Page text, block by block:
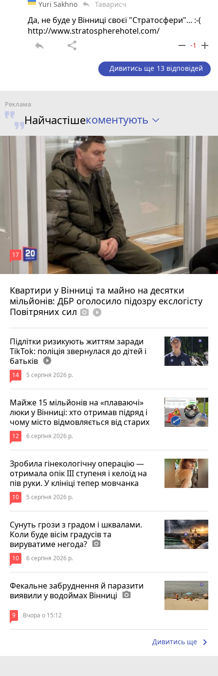
Yuri Sakhno reply Таварисч
Да, не буде у Вінниці своєї "Стратосфери"... :-(
http://www.stratospherehotel.com/
reply share remove -1 add
Дивитись ще 13 відповідей
Найчастішекоментують
Квартири у Вінниці та майно на десятки
мільйонів: ДБР оголосило підозру екслогісту
Повітряних сил photo_camera play_circle_filled
17
6 серпня 2026 р.
Підлітки ризикують життям заради
TikTok: поліція звернулася до дітей і
батьків play_circle_filled
14 5 серпня 2026 р.
Майже 15 мільйонів на «плаваючі»
люки у Вінниці: хто отримав підряд і
чому місто відмовляється від старих
12 6 серпня 2026 р.
Зробила гінекологічну операцію —
отримала опік ІІІ ступеня і келоїд на
пів руки. У клініці тепер мовчанка
10 5 серпня 2026 р.
Сунуть грози з градом і шквалами.
Коли буде вісім градусів та
вируватиме негода? photo_camera
10 6 серпня 2026 р.
Фекальне забруднення й паразити
виявили у водоймах Вінниці photo_camera
9 Вчора о 15:12
Дивитись ще keyboard_arrow_right